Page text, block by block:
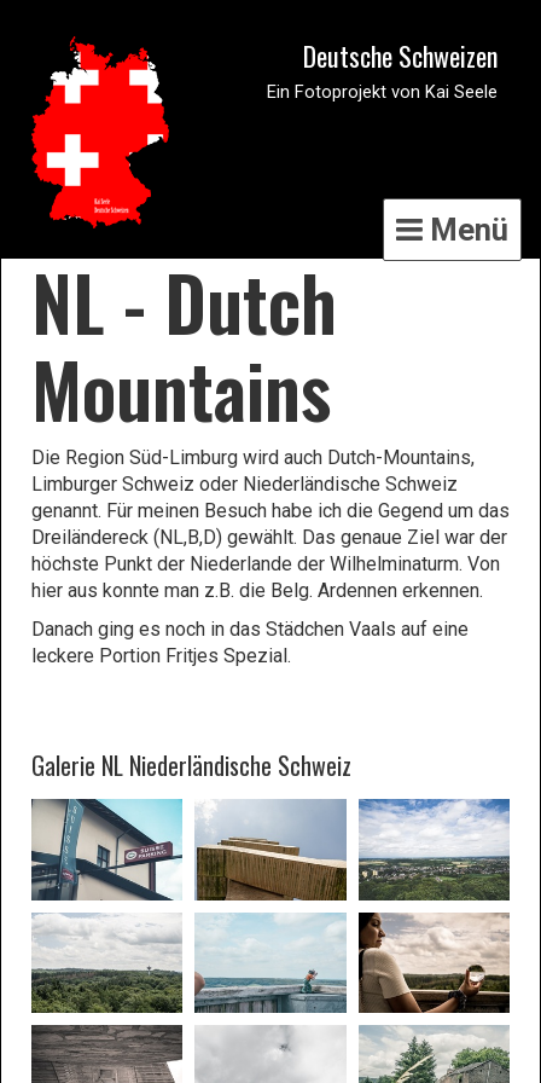
Deutsche Schweizen
Ein Fotoprojekt von Kai Seele
Menü
NL - Dutch
Mountains
Die Region Süd-Limburg wird auch Dutch-Mountains,
Limburger Schweiz oder Niederländische Schweiz
genannt. Für meinen Besuch habe ich die Gegend um das
Dreiländereck (NL,B,D) gewählt. Das genaue Ziel war der
höchste Punkt der Niederlande der Wilhelminaturm. Von
hier aus konnte man z.B. die Belg. Ardennen erkennen.
Danach ging es noch in das Städchen Vaals auf eine
leckere Portion Fritjes Spezial.
Galerie NL Niederländische Schweiz